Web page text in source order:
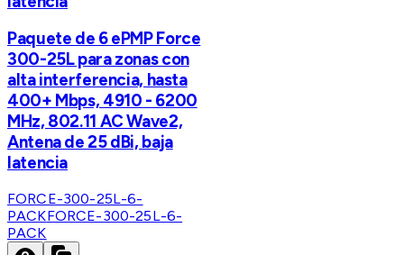
Paquete de 6 ePMP Force
300-25L para zonas con
alta interferencia, hasta
400+ Mbps, 4910 - 6200
MHz, 802.11 AC Wave2,
Antena de 25 dBi, baja
latencia
FORCE-300-25L-6-
PACKFORCE-300-25L-6-
PACK